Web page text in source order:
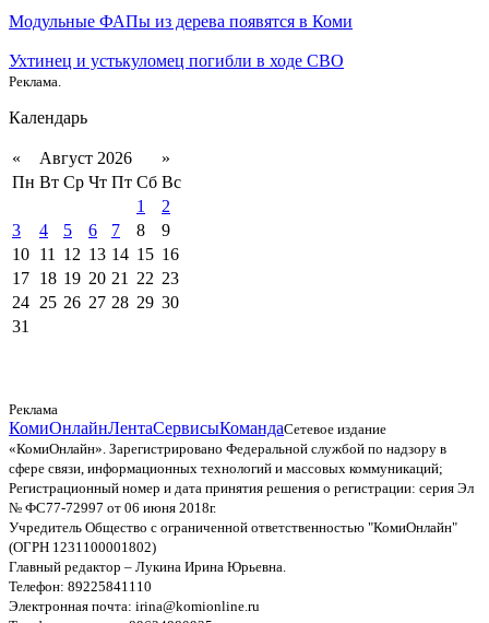
Модульные ФАПы из дерева появятся в Коми
Ухтинец и устькуломец погибли в ходе СВО
Реклама.
Календарь
« Август 2026
»
Пн Вт Ср Чт Пт Сб Вс
1
2
3
4 5 6 7 8
9
10 11 12 13 14 15 16
17 18 19 20 21 22 23
24 25 26 27 28 29 30
31
Реклама
КомиОнлайнЛентаСервисыКомандаСетевое издание
«КомиОнлайн». Зарегистрировано Федеральной службой по надзору в
сфере связи, информационных технологий и массовых коммуникаций;
Регистрационный номер и дата принятия решения о регистрации: серия Эл
№ ФС77-72997 от 06 июня 2018г.
Учредитель Общество с ограниченной ответственностью "КомиОнлайн"
(ОГРН 1231100001802)
Главный редактор – Лукина Ирина Юрьевна.
Телефон: 89225841110
Электронная почта: irina@komionline.ru